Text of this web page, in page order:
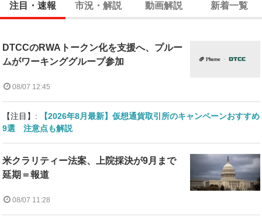
注目・速報 市況・解説 動画解説 新着一覧
DTCCのRWAトークン化を支援へ、プルー
ムがワーキンググループ参加
08/07 12:45
【注目】:
【2026年8月最新】仮想通貨取引所のキャンペーンおすすめ
9選 注意点も解説
米クラリティー法案、上院採決が9月まで
延期＝報道
08/07 11:28